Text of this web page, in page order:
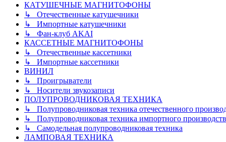
КАТУШЕЧНЫЕ МАГНИТОФОНЫ
↳ Отечественные катушечники
↳ Импортные катушечники
↳ Фан-клуб AKAI
КАССЕТНЫЕ МАГНИТОФОНЫ
↳ Отечественные кассетники
↳ Импортные кассетники
ВИНИЛ
↳ Проигрыватели
↳ Носители звукозаписи
ПОЛУПРОВОДНИКОВАЯ ТЕХНИКА
↳ Полупроводниковая техника отечественного
↳ Полупроводниковая техника импортного
↳ Самодельная полупроводниковая техника
ЛАМПОВАЯ ТЕХНИКА